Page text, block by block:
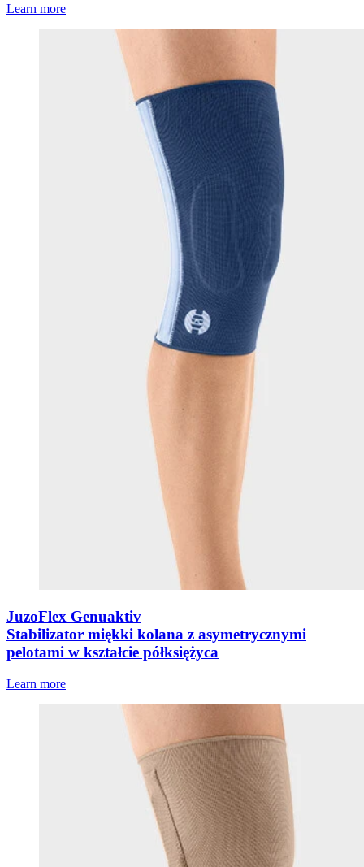
Learn more
JuzoFlex Genuaktiv
Stabilizator miękki kolana z asymetrycznymi
pelotami w kształcie półksiężyca
Learn more